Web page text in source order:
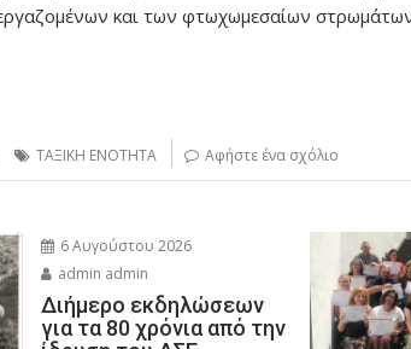
και των φτωχωμεσαίων στρωμάτων
ΤΑΞΙΚΗ ΕΝΟΤΗΤΑ Αφήστε ένα σχόλιο
6 Αυγούστου 2026
admin admin
Διήμερο εκδηλώσεων
για τα 80 χρόνια από την